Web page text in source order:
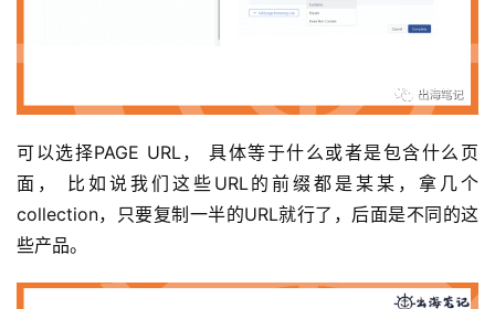
可以选择PAGE URL， 具体等于什么或者是包含什么页
面， 比如说我们这些URL的前缀都是某某，拿几个
collection，只要复制一半的URL就行了，后面是不同的这
些产品。